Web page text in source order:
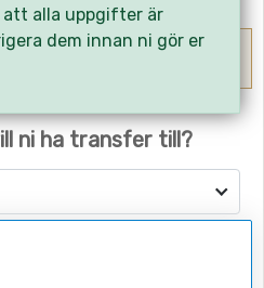
hemresetid.
ni ha transfer till?
personer
att alla uppgifter är
dem innan ni gör er